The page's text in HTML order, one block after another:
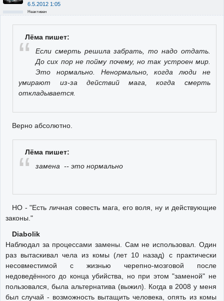
6.5.2012 1:05
Неактивен
Лёма пишет:
Если смерть решила забрать, то надо отдать.
До сих пор не пойму почему, но так устроен мир.
Это нормально. Ненормально, когда люди не
умирают из-за действий мага, когда смерть
откладывается.
Верно абсолютно.
Лёма пишет:
замена -- это нормально
НО - "Есть личная совесть мага, его воля, ну и действующие
законы."
Diabolik
Наблюдал за процессами замены. Сам не использовал. Один
раз вытаскивал чела из комы (лет 10 назад) с практически
несовместимой с жизнью черепно-мозговой после
недоведённого до конца убийства, но при этом "заменой" не
пользовался, была альтернатива (выжил). Когда в 2008 у меня
был случай - возможность вытащить человека, опять из комы